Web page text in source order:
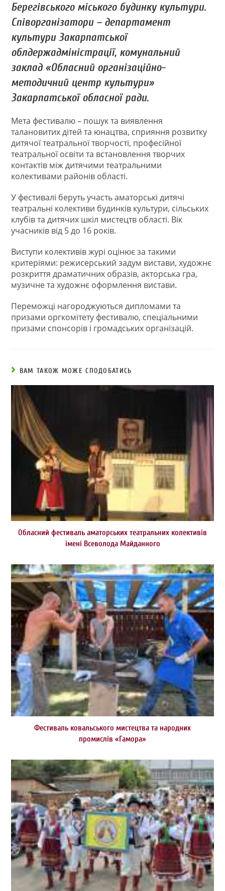
Берегівського міського будинку культури.
Співорганізатори – департамент
культури Закарпатської
облдержадміністрації, комунальний
заклад «Обласний організаційно-
методичний центр культури»
Закарпатської обласної ради.
Мета фестивалю – пошук та виявлення
талановитих дітей та юнацтва, сприяння розвитку
дитячої театральної творчості, професійної
театральної освіти та встановлення творчих
контактів між дитячими театральними
колективами районів області.
У фестивалі беруть участь аматорські дитячі
театральні колективи будинків культури, сільських
клубів та дитячих шкіл мистецтв області. Вік
учасників від 5 до 16 років.
Виступи колективів журі оцінює за такими
критеріями: режисерський задум вистави, художнє
розкриття драматичних образів, акторська гра,
музичне та художнє оформлення вистави.
Переможці нагороджуються дипломами та
призами оргкомітету фестивалю, спеціальними
призами спонсорів і громадських організацій.
ВАМ ТАКОЖ МОЖЕ СПОДОБАТИСЬ
Обласний фестиваль аматорських театральних колективів
імені Всеволода Майданного
Фестиваль ковальського мистецтва та народних
промислів «Гамора»